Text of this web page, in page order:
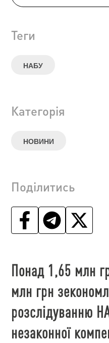
Теги
НАБУ
Категорія
НОВИНИ
Поділитись
Понад 1,65 млн
млн грн
розслідуванню
незаконної